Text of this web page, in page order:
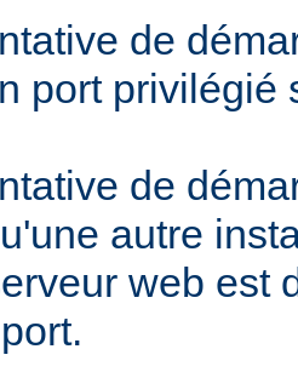
de
port privilégié
de
autre
web est